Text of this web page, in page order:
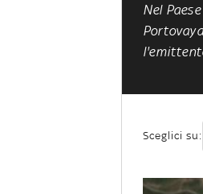
Nel
Sceglici su: